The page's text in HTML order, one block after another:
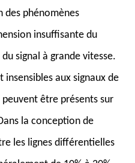
des phénomènes
insuffisante du
signal à grande vitesse.
aux signaux de
être présents sur
la conception de
les lignes différentielles